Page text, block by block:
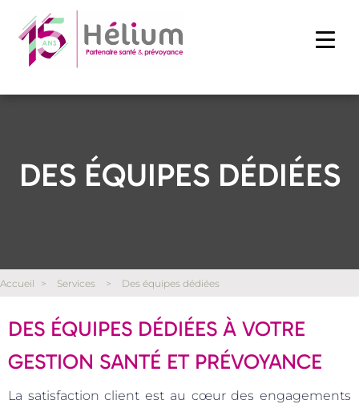
DES ÉQUIPES DÉDIÉES
Accueil > Services > Des équipes dédiées
DES ÉQUIPES DÉDIÉES À VOTRE
GESTION SANTÉ ET PRÉVOYANCE
La satisfaction client est au cœur des engagements